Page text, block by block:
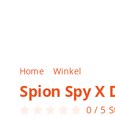
Home Winkel
Spion Spy X
0 / 5